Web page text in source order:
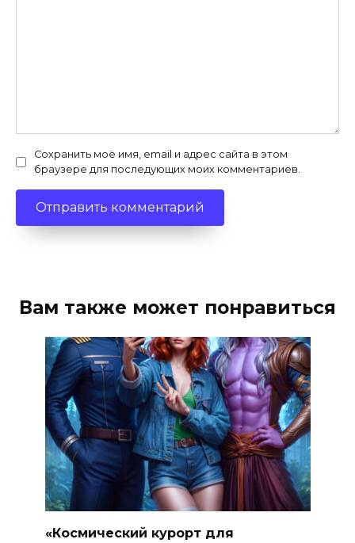
Сохранить моё имя, email и адрес сайта в этом
браузере для последующих моих комментариев.
Вам также может понравиться
«Космический курорт для